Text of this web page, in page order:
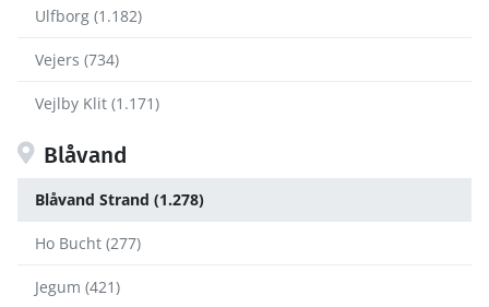
Ulfborg (1.182)
Vejers (734)
Vejlby Klit (1.171)
Blåvand
Blåvand Strand (1.278)
Ho Bucht (277)
Jegum (421)